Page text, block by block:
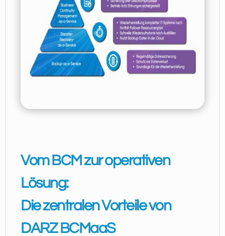
Vom BCM zur operativen
Lösung:
Die zentralen Vorteile von
DARZ BCMaaS